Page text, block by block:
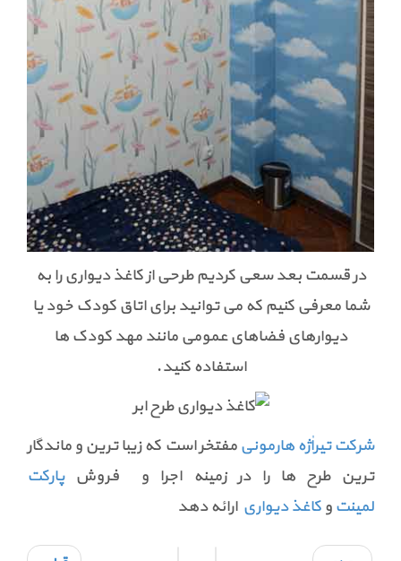
در قسمت بعد سعی کردیم طرحی از کاغذ دیواری را به
شما معرفی کنیم که می توانید برای اتاق کودک خود یا
دیوارهای فضاهای عمومی مانند مهد کودک ها
استفاده کنید.
شرکت تیراٰژه هارمونیمفتخر است که زیبا ترین و ماندگار
ترین طرح ها را در زمینه اجرا و فروشپارکت
لمینتوکاغذ دیواری ارائه دهد